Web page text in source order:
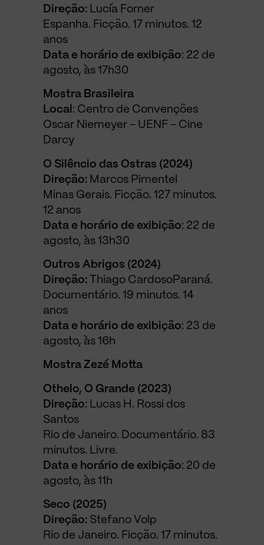
Direção: Lucía Forner
Espanha. Ficção. 17 minutos. 12
anos
Data e horário de exibição: 22 de
agosto, às 17h30
Mostra Brasileira
Local : Centro de Convenções
Oscar Niemeyer – UENF – Cine
Darcy
O Silêncio das Ostras (2024)
Direção: Marcos Pimentel
Minas Gerais. Ficção. 127 minutos.
12 anos
Data e horário de exibição: 22 de
agosto, às 13h30
Outros Abrigos (2024)
Direção:Thiago CardosoParaná.
Documentário. 19 minutos. 14
anos
Data e horário de exibição: 23 de
agosto, às 16h
Mostra Zezé Motta
Othelo, O Grande (2023)
Direção: Lucas H. Rossi dos
Santos
Rio de Janeiro. Documentário. 83
minutos. Livre.
Data e horário de exibição: 20 de
agosto, às 11h
Seco (2025)
Direção: Stefano Volp
Rio de Janeiro. Ficção. 17 minutos.